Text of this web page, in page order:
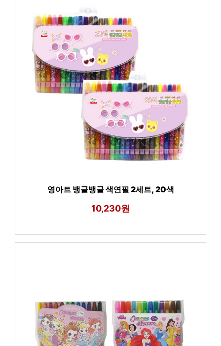
영아트 뱅글뱅글 색연필 2세트, 20색
10,230원